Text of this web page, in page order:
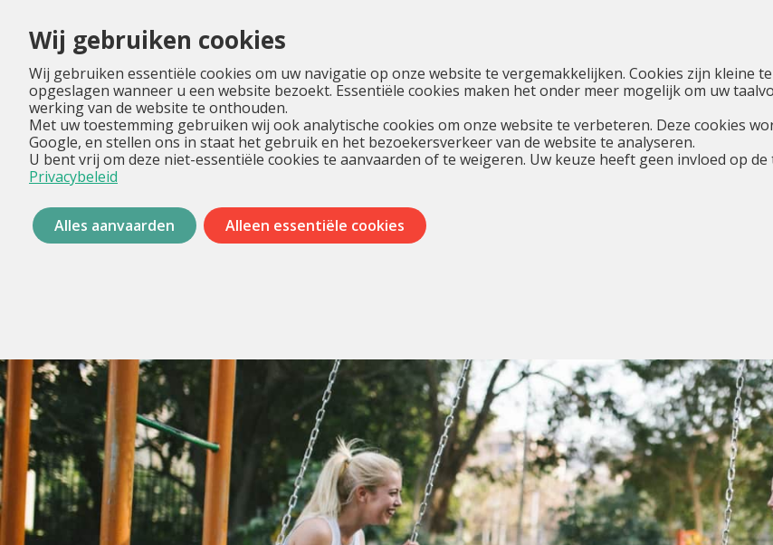
Wij gebruiken cookies
Wij gebruiken essentiële cookies om uw navigatie op onze website te vergemakkelijken. Cookies zijn kleine
opgeslagen wanneer u een website bezoekt. Essentiële cookies maken het onder meer mogelijk om uw
werking van de website te onthouden.
Met uw toestemming gebruiken wij ook analytische cookies om onze website te verbeteren. Deze cookies
Google, en stellen ons in staat het gebruik en het bezoekersverkeer van de website te analyseren.
U bent vrij om deze niet-essentiële cookies te aanvaarden of te weigeren. Uw keuze heeft geen invloed op
Privacybeleid
Alles aanvaarden Alleen essentiële cookies